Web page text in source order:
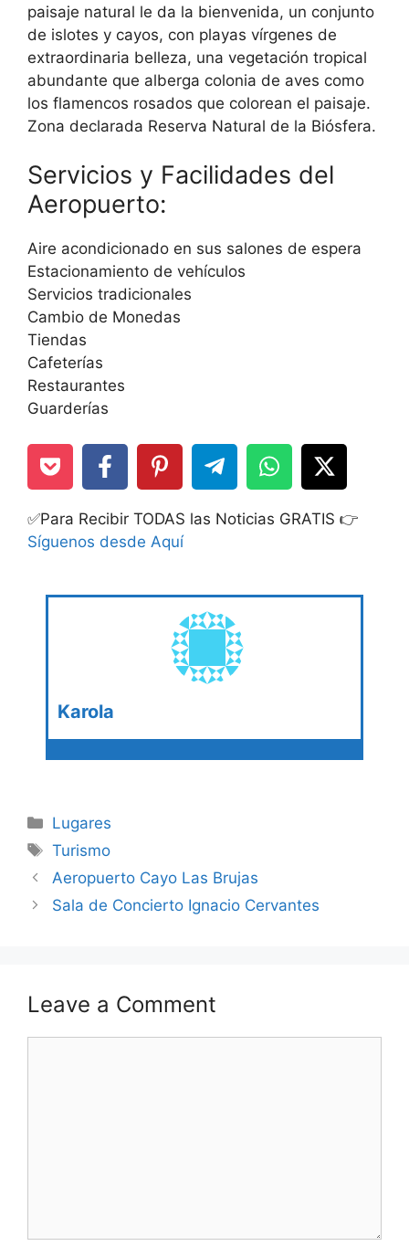
paisaje natural le da la bienvenida, un conjunto
de islotes y cayos, con playas vírgenes de
extraordinaria belleza, una vegetación tropical
abundante que alberga colonia de aves como
los flamencos rosados que colorean el paisaje.
Zona declarada Reserva Natural de la Biósfera.
Servicios y Facilidades del
Aeropuerto:
Aire acondicionado en sus salones de espera
Estacionamiento de vehículos
Servicios tradicionales
Cambio de Monedas
Tiendas
Cafeterías
Restaurantes
Guarderías
✅Para Recibir TODAS las Noticias GRATIS 👉
Síguenos desde Aquí
Karola
Categories
Lugares
Tags
Turismo
Aeropuerto Cayo Las Brujas
Sala de Concierto Ignacio Cervantes
Leave a Comment